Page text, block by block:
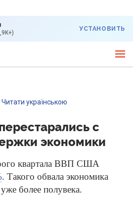
УСТАНОВИТЬ
Читати українською
с
экономики
квартала ВВП США
. Такого обвала экономика
более полувека.